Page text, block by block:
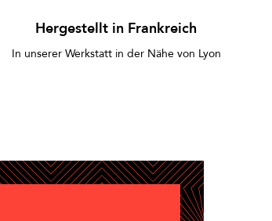
Hergestellt in Frankreich
In unserer Werkstatt in der Nähe von Lyon